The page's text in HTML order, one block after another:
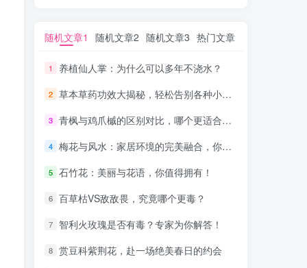
随机文章1 随机文章2 随机文章3 热门文章
1 养植仙人掌：为什么可以多年不浇水？
2 草本草药功效大揭秘，轻松告别各种小病痛！
3 青枫与鸡爪槭的区别对比，哪个更适合你的园林景观？
4 梅花与风水：家居环境的完美融合，你的选择至关重要
5 石竹花：美丽与花语，你值得拥有！
6 百草枯VS敌敌畏，究竟哪个更毒？
7 智利火玫瑰是否有毒？专家为你解答！
8 赏豆科紫荆花，赴一场绝美春日的约会
随机文章1 随机文章2 随机文章3 热门文章
1 养植仙人掌：为什么可以多年不浇水？
2 草本草药功效大揭秘，轻松告别各种小病痛！
3 青枫与鸡爪槭的区别对比，哪个更适合你的园林景观？
4 梅花与风水：家居环境的完美融合，你的选择至关重要
5 石竹花：美丽与花语，你值得拥有！
6 百草枯VS敌敌畏，究竟哪个更毒？
7 智利火玫瑰是否有毒？专家为你解答！
8 赏豆科紫荆花，赴一场绝美春日的约会